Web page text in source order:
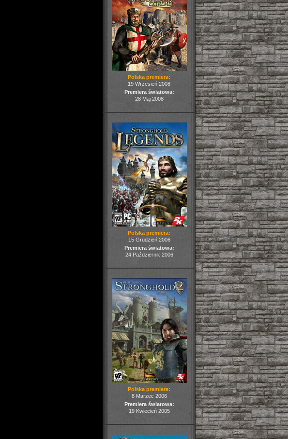
Polska premiera:
19 Wrzesień 2008
Premiera światowa:
28 Maj 2008
Polska premiera:
15 Grudzień 2006
Premiera światowa:
24 Październik 2006
Polska premiera:
8 Marzec 2006
Premiera światowa:
19 Kwiecień 2005